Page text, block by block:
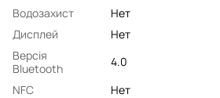
Водозахист
Нет
Дисплей
Нет
Версія
Bluetooth
4.0
NFC
Нет